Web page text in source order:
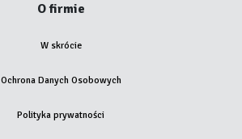
O firmie
W skrócie
Ochrona Danych Osobowych
Polityka prywatności